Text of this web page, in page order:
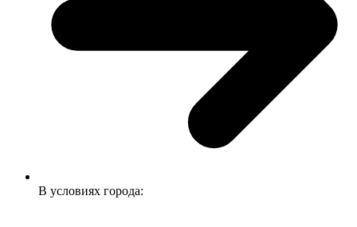
В условиях города: